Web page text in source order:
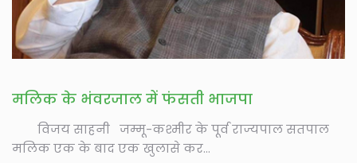
मलिक के भंवरजाल में फंसती भाजपा
विजय साहनी जम्मू-कश्मीर के पूर्व राज्यपाल सतपाल
मलिक एक के बाद एक खुलासे कर...